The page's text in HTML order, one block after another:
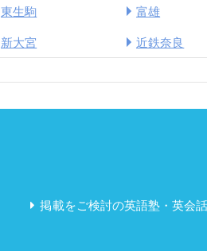
東生駒 富雄
新大宮 近鉄奈良
掲載をご検討の英語塾・英会